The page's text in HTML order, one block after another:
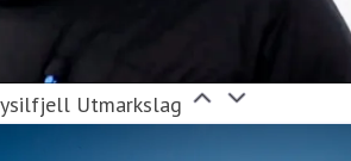
Utmarkslag